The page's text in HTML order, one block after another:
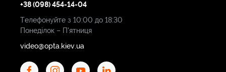
+38 (098) 454-14-04
Телефонуйте з 10:00 до 18:30
Понеділок – П'ятниця
video@opta.kiev.ua